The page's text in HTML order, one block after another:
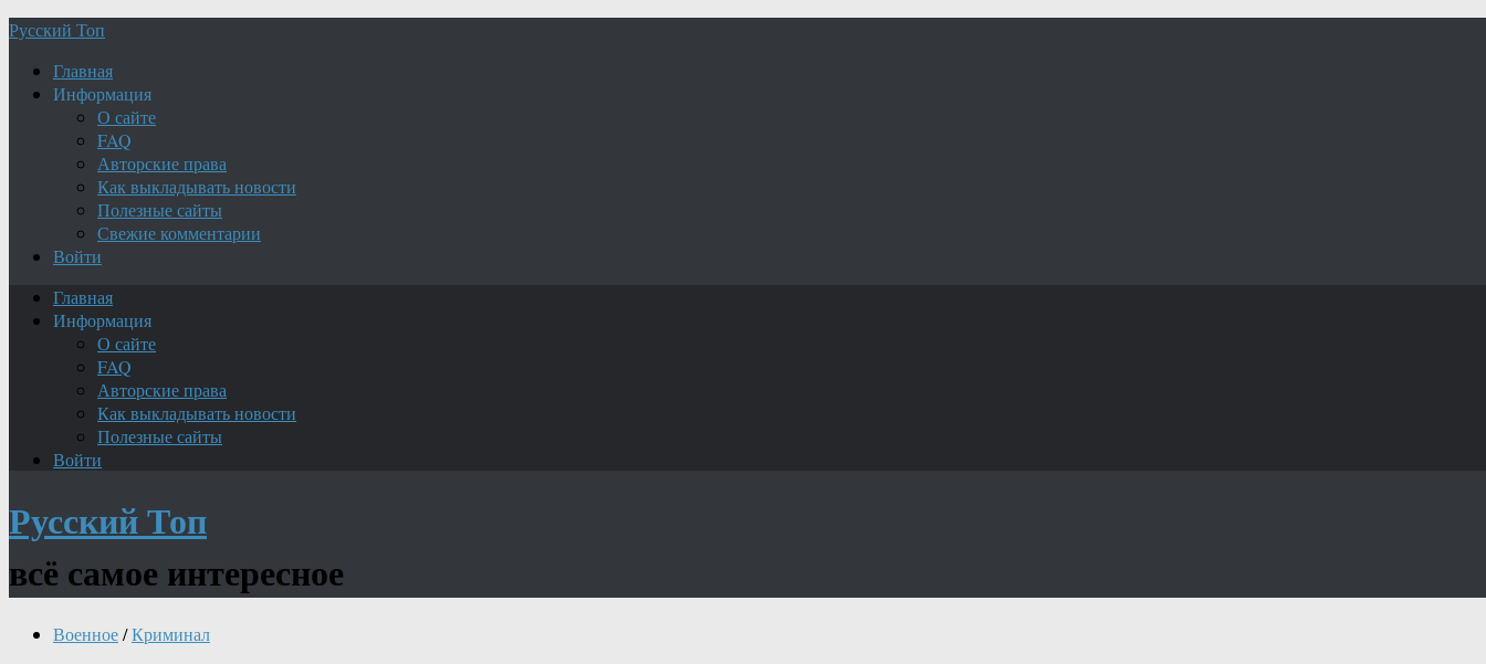
Русский Топ
Главная
Информация
О сайте
FAQ
Авторские права
Как выкладывать новости
Полезные сайты
Свежие комментарии
Войти
Главная
Информация
О сайте
FAQ
Авторские права
Как выкладывать новости
Полезные сайты
Войти
Русский Топ
всё самое интересное
Военное/Криминал